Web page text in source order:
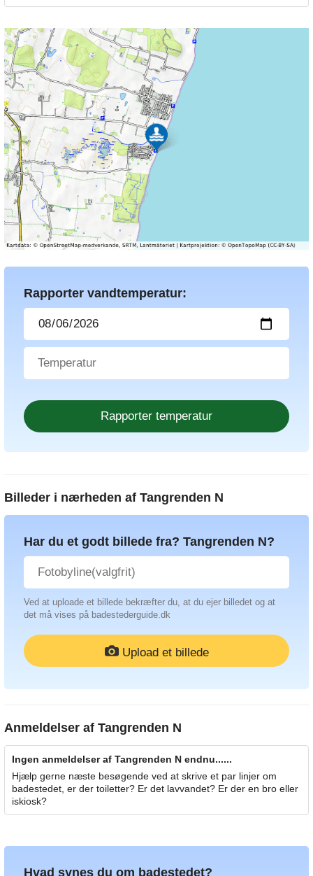
Rapporter vandtemperatur:
Billeder i nærheden af Tangrenden N
Har du et godt billede fra? Tangrenden N?
Ved at uploade et billede bekræfter du, at du ejer billedet og at
det må vises på badestederguide.dk
Upload et billede
Anmeldelser af Tangrenden N
Ingen anmeldelser af Tangrenden N endnu......
Hjælp gerne næste besøgende ved at skrive et par linjer om
badestedet, er der toiletter? Er det lavvandet? Er der en bro eller
iskiosk?
Hvad synes du om badestedet?